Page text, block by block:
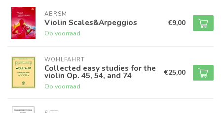
ABRSM
Violin Scales&Arpeggios
Op voorraad
€9,00
WOHLFAHRT
Collected easy studies for the
violin Op. 45, 54, and 74
Op voorraad
€25,00